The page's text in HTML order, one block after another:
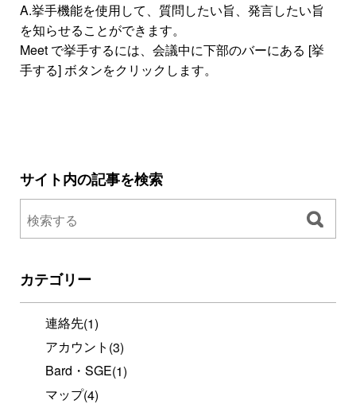
A.挙手機能を使用して、質問したい旨、発言したい旨
を知らせることができます。
Meet で挙手するには、会議中に下部のバーにある [挙
手する] ボタンをクリックします。
サイト内の記事を検索
カテゴリー
連絡先(1)
アカウント (3)
Bard・SGE(1)
マップ(4)